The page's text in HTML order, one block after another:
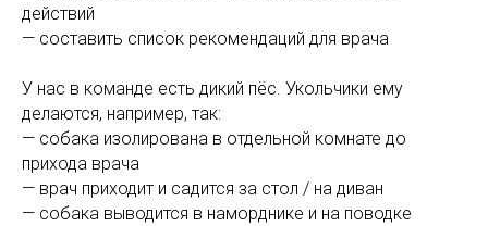
действий
— составить список рекомендаций для врача
У нас в команде есть дикий пёс. Укольчики ему
делаются, например, так:
— собака изолирована в отдельной комнате до
прихода врача
— врач приходит и садится за стол / на диван
— собака выводится в наморднике и на поводке